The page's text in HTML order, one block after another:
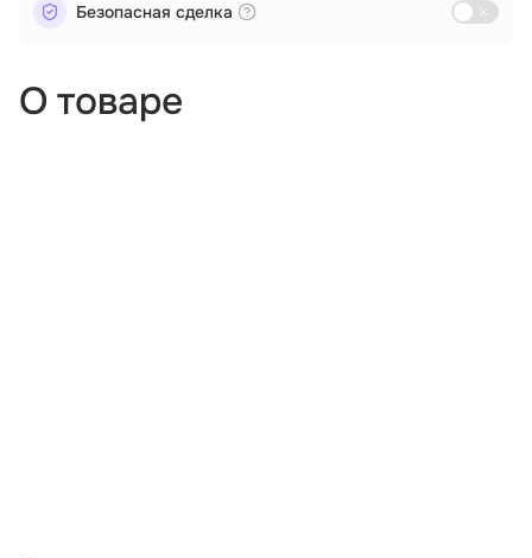
О товаре
Безопасная сделка